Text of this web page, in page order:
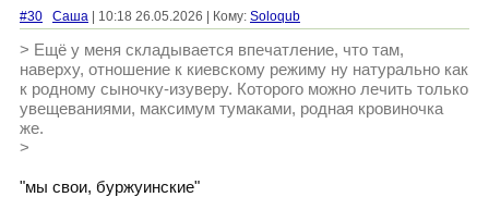
#30 Cаша | 10:18 26.05.2026 | Кому: Soloqub
> Ещё у меня складывается впечатление, что там,
наверху, отношение к киевскому режиму ну натурально как
к родному сыночку-изуверу. Которого можно лечить только
увещеваниями, максимум тумаками, родная кровиночка
же.
>
"мы свои, буржуинские"